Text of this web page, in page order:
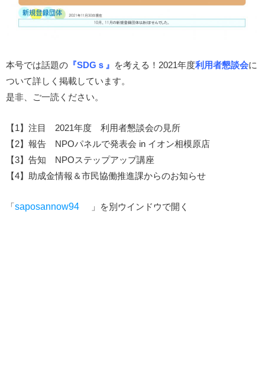
本号では話題の 『SDGｓ』 を考える！2021年度利用者懇談会に
ついて詳しく掲載しています。
是非、ご一読ください。
【1】注目 2021年度 利用者懇談会の見所
【2】報告 NPOパネルで発表会 in イオン相模原店
【3】告知 NPOステップアップ講座
【4】助成金情報＆市民協働推進課からのお知らせ
「saposannow94 」を別ウインドウで開く